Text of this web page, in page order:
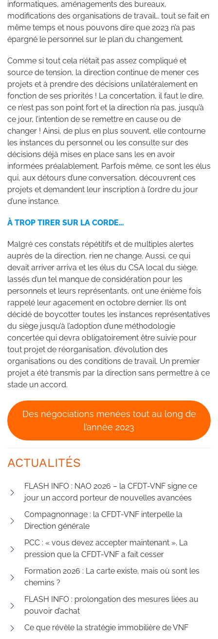
informatiques, aménagements des bureaux,
modifications des organisations de travail… tout se fait en
même temps et nous pouvons dire que 2023 n’a pas
épargné le personnel sur le plan du changement.
Comme si tout cela n’était pas assez compliqué et
source de tension, la direction continue de mener ces
projets et à prendre des décisions unilatéralement en
fonction de ses priorités ! La concertation, il faut le dire,
ce n’est pas son point fort et la direction n’a pas, jusqu’à
ce jour, l’intention de se remettre en cause ou de
changer ! Ainsi, de plus en plus souvent, elle contourne
les instances du personnel ou les consulte sur des
décisions déjà mises en place sans les en avoir
informées préalablement. Parfois même, ce sont les élus
qui, aux détours d’une conversation, découvrent ces
projets et demandent leur inscription à l’ordre du jour
d’une instance.
À TROP TIRER SUR LA CORDE…
Malgré ces constats répétitifs et de multiples alertes
auprès de la direction, rien ne change. Aussi, ce qui
devait arriver arriva et les élus du CSA local du siège,
lassés d’un tel manque de considération pour les
personnels et leurs représentants, ont une énième fois
rappelé leur agacement en octobre dernier. Ils ont
décidé de boycotter toutes les instances représentatives
du siège jusqu’à l’adoption d’une méthodologie
concertée qui devra obligatoirement être suivie pour
tout projet de réorganisation, d’évolution des
organisations ou des conditions de travail. Un premier
projet a été transmis par la direction sans permettre à ce
stade un accord.
Des négociations menées tout au long de
l’année 2023
ACTUALITÉS
FLASH INFO : NAO 2026 – la CFDT-VNF signe ce
jour un accord porteur de nouvelles avancées
Compagnonnage : la CFDT-VNF interpelle la
Direction générale
PCC : « vous devez accepter maintenant ». La
pression que la CFDT-VNF a fait cesser
Formation 2026 : La carte existe, mais où sont les
chemins ?
FLASH INFO : prolongation des mesures liées au
pouvoir d’achat
Ce que révèle la stratégie immobilière de VNF